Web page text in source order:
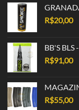
R$20,00
BB'S
R$91,00
R$55,00